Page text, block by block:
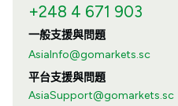
+248 4 671 903
一般支援與問題
AsiaInfo@gomarkets.sc
平台支援與問題
AsiaSupport@gomarkets.sc